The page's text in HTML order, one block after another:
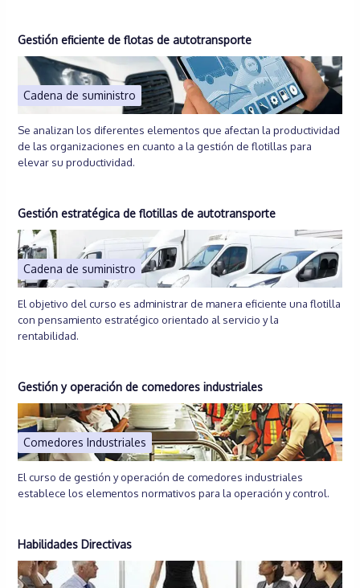
Gestión eficiente de flotas de autotransporte
Cadena de suministro
Se analizan los diferentes elementos que afectan la productividad
de las organizaciones en cuanto a la gestión de flotillas para
elevar su productividad.
Gestión estratégica de flotillas de autotransporte
Cadena de suministro
El objetivo del curso es administrar de manera eficiente una flotilla
con pensamiento estratégico orientado al servicio y la
rentabilidad.
Gestión y operación de comedores industriales
Comedores Industriales
El curso de gestión y operación de comedores industriales
establece los elementos normativos para la operación y control.
Habilidades Directivas